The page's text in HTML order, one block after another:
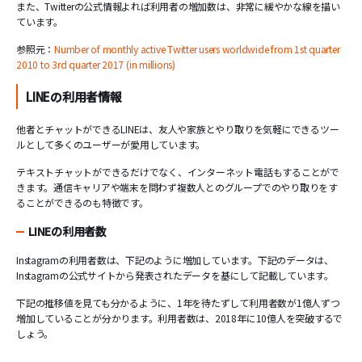
また、Twitterの公式情報よれば利用者の増加数は、非常に緩やかな線を描い
ています。
参照元：Number of monthly active Twitter users worldwide from 1st quarter
2010 to 3rd quarter 2017 (in millions)
LINEの利用者情報
他者とチャットができるLINEは、友人や家族とやり取りを気軽にできるツー
ルとして多くのユーザーが愛用しています。
テキストチャットができるだけでなく、インターネット電話もすることがで
きます。通信キャリアや端末を問わず複数人とのグループでのやり取りをす
ることができるのも特徴です。
LINEの利用者数
Instagramの利用者数は、下記のように増加しています。下記のデータは、
Instagramの公式サイトから発表されたデータを基にして記載しています。
下記の推移値を見ても分かるように、1年を待たずして利用者数が1億人ずつ
増加していることが分かります。利用者数は、2018年に10億人を突破するで
しょう。